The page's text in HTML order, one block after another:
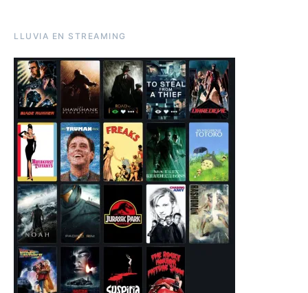
LLUVIA EN STREAMING